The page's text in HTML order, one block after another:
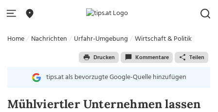
Home Nachrichten Urfahr-Umgebung Wirtschaft & Politik
Drucken Kommentare Teilen
tips.at als bevorzugte Google-Quelle hinzufügen
Mühlviertler Unternehmen lassen